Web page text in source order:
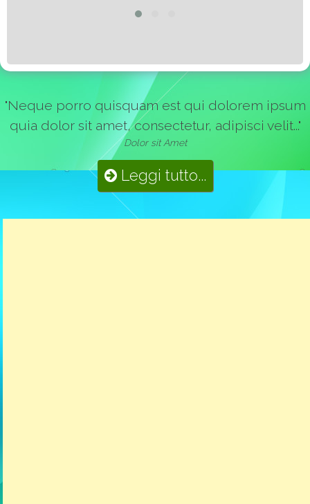
"Neque porro quisquam est qui dolorem ipsum
quia dolor sit amet, consectetur, adipisci velit..."
Dolor sit Amet
Leggi tutto...